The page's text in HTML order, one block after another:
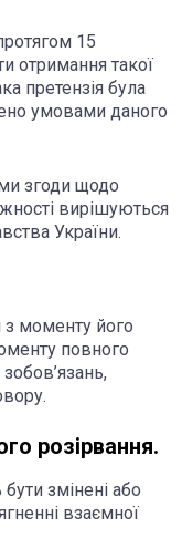
15
отримання такої
претензія була
умовами даного
згоди щодо
вирішуються
України.
з моменту його
повного
розірвання.
змінені або
взаємної